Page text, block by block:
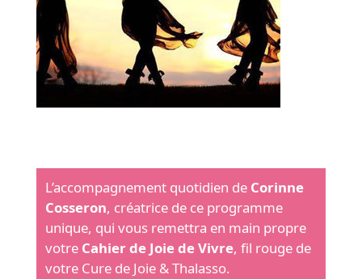
L’accompagnement quotidien de Corinne
Cosseron, créatrice de ce programme
unique, qui vous remettra en main propre
votre Cahier de Joie de Vivre, fil rouge de
votre Cure de Joie & Thalasso.